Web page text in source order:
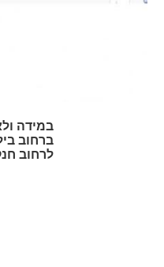
במידה
לרחוב